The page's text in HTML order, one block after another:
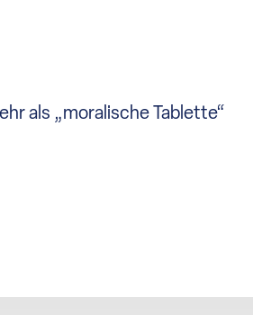
als „moralische Tablette“